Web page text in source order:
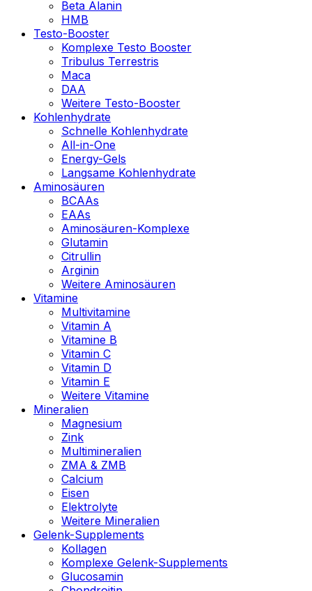
Beta Alanin
HMB
Testo-Booster
Komplexe Testo Booster
Tribulus Terrestris
Maca
DAA
Weitere Testo-Booster
Kohlenhydrate
Schnelle Kohlenhydrate
All-in-One
Energy-Gels
Langsame Kohlenhydrate
Aminosäuren
BCAAs
EAAs
Aminosäuren-Komplexe
Glutamin
Citrullin
Arginin
Weitere Aminosäuren
Vitamine
Multivitamine
Vitamin A
Vitamine B
Vitamin C
Vitamin D
Vitamin E
Weitere Vitamine
Mineralien
Magnesium
Zink
Multimineralien
ZMA & ZMB
Calcium
Eisen
Elektrolyte
Weitere Mineralien
Gelenk-Supplements
Kollagen
Komplexe Gelenk-Supplements
Glucosamin